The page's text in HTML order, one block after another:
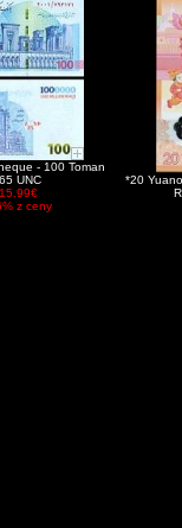
- 100 Toman
UNC
15.99€
z ceny
*20